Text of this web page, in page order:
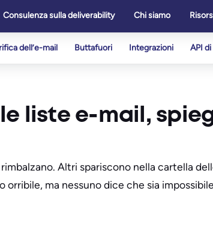
Consulenza sulla deliverability Chi siamo
dell’e-mail Buttafuori Integrazioni API
liste e-mail,
Altri spariscono nella cartella
orribile, ma nessuno dice che sia